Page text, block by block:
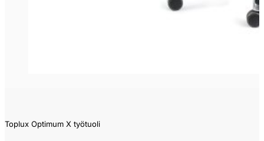
Toplux Optimum X työtuoli